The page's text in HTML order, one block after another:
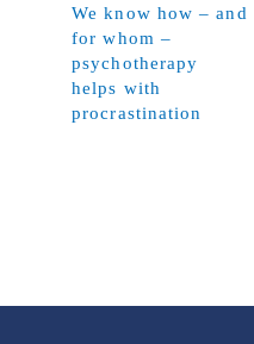
We know how – and
for whom –
psychotherapy
helps with
procrastination